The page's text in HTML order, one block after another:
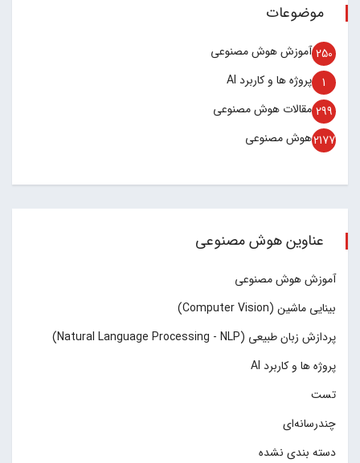
موضوعات
آموزش هوش مصنوعی 250
پروژه ها و کاربرد AI 1
مقالات هوش مصنوعی 299
هوش مصنوعی2177
عناوین هوش مصنوعی
آموزش هوش مصنوعی
بینایی ماشین (Computer Vision)
پردازش زبان طبیعی (Natural Language Processing - NLP)
پروژه ها و کاربرد AI
تست
چند‌‌رسانه‌ای
دسته بندی نشده